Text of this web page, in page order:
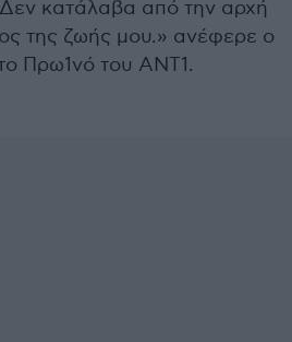
κατάλαβα από την αρχή
της ζωής μου.» ανέφερε ο
Πρω1νό του ANT1.